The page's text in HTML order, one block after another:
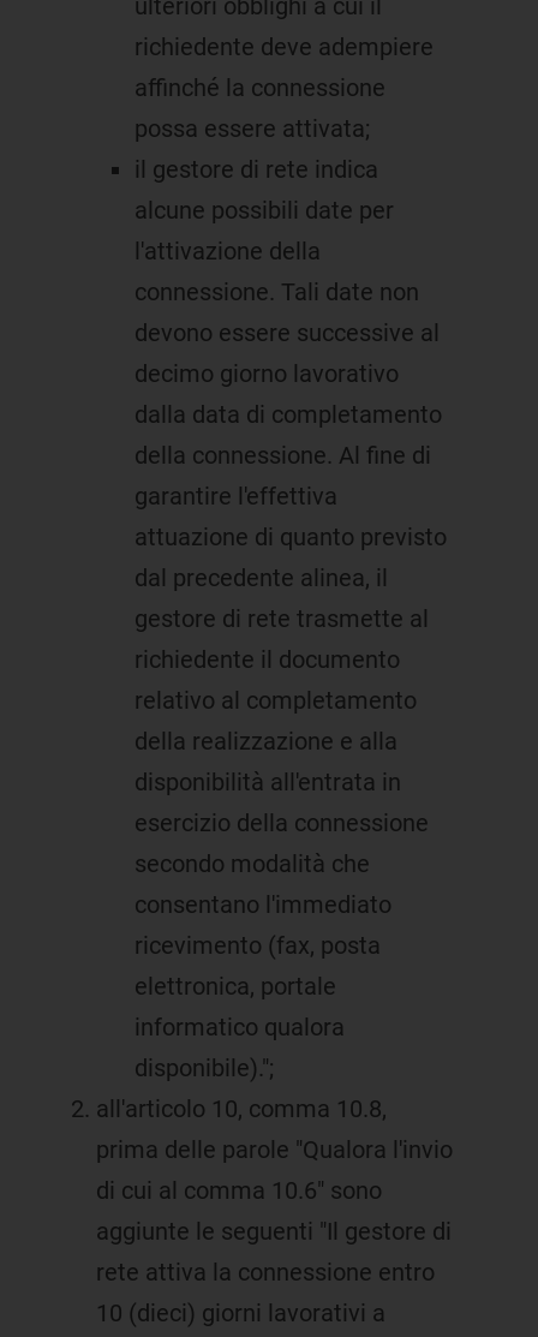
ulteriori obblighi a cui il
richiedente deve adempiere
affinché la connessione
possa essere attivata;
il gestore di rete indica
alcune possibili date per
l'attivazione della
connessione. Tali date non
devono essere successive al
decimo giorno lavorativo
dalla data di completamento
della connessione. Al fine di
garantire l'effettiva
attuazione di quanto previsto
dal precedente alinea, il
gestore di rete trasmette al
richiedente il documento
relativo al completamento
della realizzazione e alla
disponibilità all'entrata in
esercizio della connessione
secondo modalità che
consentano l'immediato
ricevimento (fax, posta
elettronica, portale
informatico qualora
disponibile).";
all'articolo 10, comma 10.8,
prima delle parole "Qualora l'invio
di cui al comma 10.6" sono
aggiunte le seguenti "Il gestore di
rete attiva la connessione entro
10 (dieci) giorni lavorativi a